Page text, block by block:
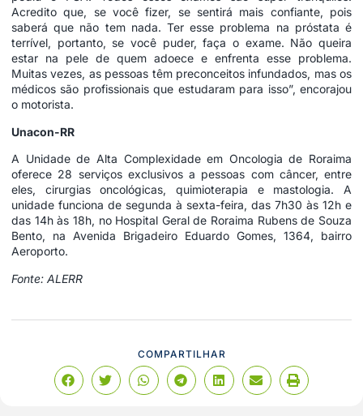
Acredito que, se você fizer, se sentirá mais confiante, pois
saberá que não tem nada. Ter esse problema na próstata é
terrível, portanto, se você puder, faça o exame. Não queira
estar na pele de quem adoece e enfrenta esse problema.
Muitas vezes, as pessoas têm preconceitos infundados, mas os
médicos são profissionais que estudaram para isso”, encorajou
o motorista.
Unacon-RR
A Unidade de Alta Complexidade em Oncologia de Roraima
oferece 28 serviços exclusivos a pessoas com câncer, entre
eles, cirurgias oncológicas, quimioterapia e mastologia. A
unidade funciona de segunda à sexta-feira, das 7h30 às 12h e
das 14h às 18h, no Hospital Geral de Roraima Rubens de Souza
Bento, na Avenida Brigadeiro Eduardo Gomes, 1364, bairro
Aeroporto.
Fonte: ALERR
COMPARTILHAR